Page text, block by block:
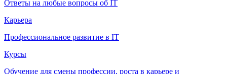
Ответы на любые вопросы об IT
Карьера
Профессиональное развитие в IT
Курсы
Обучение для смены профессии, роста в карьере и